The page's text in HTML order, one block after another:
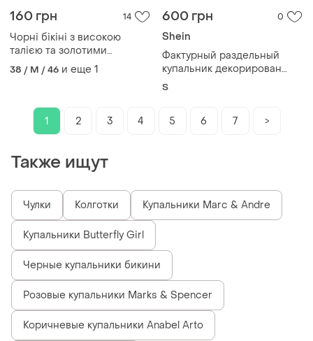
160 грн 14
Чорні бікіні з високою
талією та золотими
смужками.
38 / M / 46 и еще 1
600 грн 0
Shein
Фактурный раздельный
купальник декорирован
золотой резинкой shein
S
1 2 3 4 5 6 7 >
Также ищут
Чулки Колготки Купальники Marc & Andre
Купальники Butterfly Girl
Черные купальники бикини
Розовые купальники Marks & Spencer
Коричневые купальники Anabel Arto